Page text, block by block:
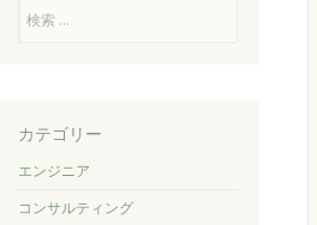
索
カテゴリー
エンジニア
コンサルティング